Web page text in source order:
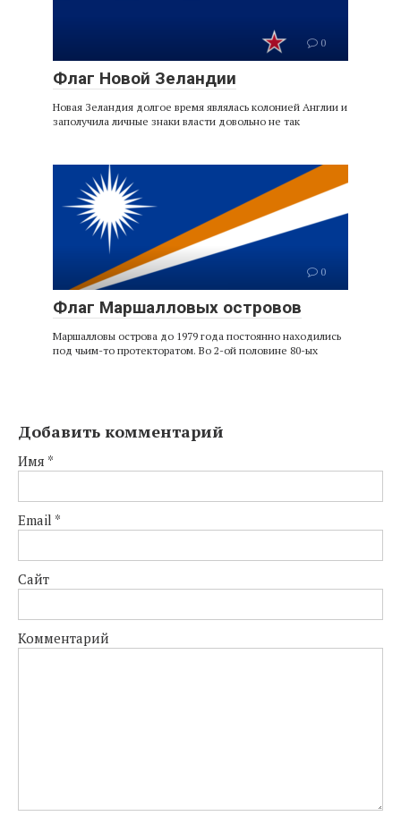
0
Флаг Новой Зеландии
Новая Зеландия долгое время являлась колонией Англии и
заполучила личные знаки власти довольно не так
0
Флаг Маршалловых островов
Маршалловы острова до 1979 года постоянно находились
под чьим-то протекторатом. Во 2-ой половине 80-ых
Добавить комментарий
Имя *
Email *
Сайт
Комментарий